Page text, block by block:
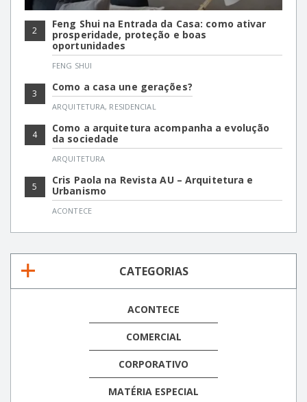
2
Feng Shui na Entrada da Casa: como ativar
prosperidade, proteção e boas
oportunidades
FENG SHUI
3 Como a casa une gerações?
ARQUITETURA, RESIDENCIAL
4
Como a arquitetura acompanha a evolução
da sociedade
ARQUITETURA
5
Cris Paola na Revista AU – Arquitetura e
Urbanismo
ACONTECE
CATEGORIAS
ACONTECE
COMERCIAL
CORPORATIVO
MATÉRIA ESPECIAL